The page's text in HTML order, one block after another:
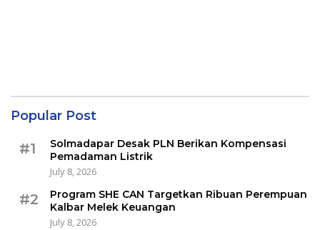
Popular Post
#1
Solmadapar Desak PLN Berikan Kompensasi
Pemadaman Listrik
July 8, 2026
#2
Program SHE CAN Targetkan Ribuan Perempuan
Kalbar Melek Keuangan
July 8, 2026